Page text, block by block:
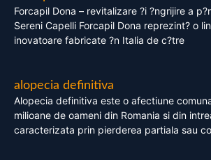
Forcapil Dona – revitalizare ?i ?ngrijire a
Sereni Capelli Forcapil Dona reprezint? o
inovatoare fabricate ?n Italia de c?tre
alopecia definitiva
Alopecia definitiva este o afectiune
milioane de oameni din Romania si din
caracterizata prin pierderea partiala sau